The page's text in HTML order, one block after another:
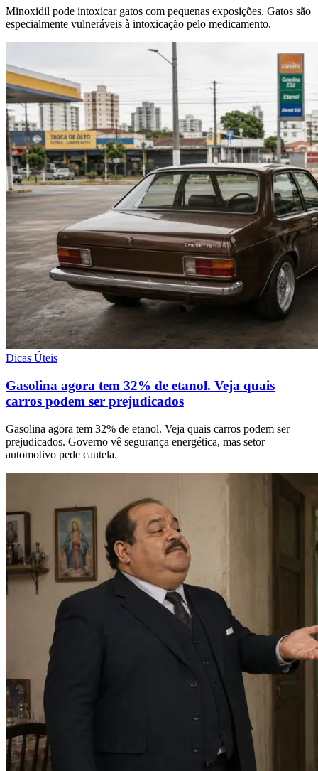
Minoxidil pode intoxicar gatos com pequenas exposições. Gatos são
especialmente vulneráveis à intoxicação pelo medicamento.
Dicas Úteis
Gasolina agora tem 32% de etanol. Veja quais
carros podem ser prejudicados
Gasolina agora tem 32% de etanol. Veja quais carros podem ser
prejudicados. Governo vê segurança energética, mas setor
automotivo pede cautela.